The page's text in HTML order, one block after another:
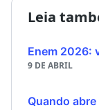
Leia
Enem 2026:
9 DE ABRIL
Quando